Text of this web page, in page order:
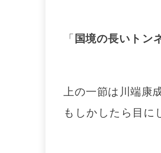
「 国境の長いトン
上の一節は川端康
もしかしたら目に